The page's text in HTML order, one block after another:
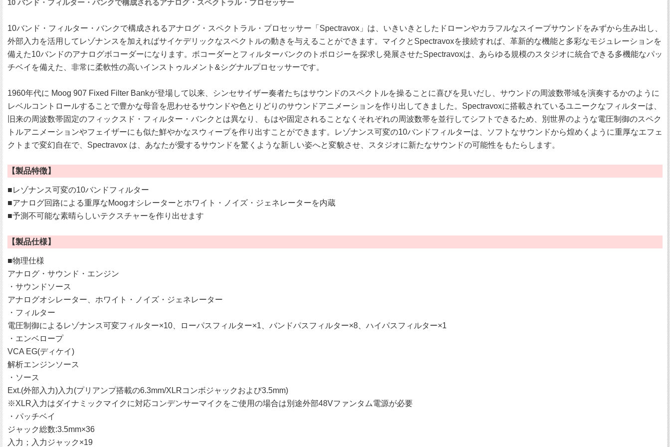
10 バンド・フィルター・バンクで構成されるアナログ・スペクトラル・プロセッサー
10バンド・フィルター・バンクで構成されるアナログ・スペクトラル・プロセッサー「Spectravox」は、いきいきとしたドローンやカラフルなスイープサウンドをみずから生み出し、
外部入力を活用してレゾナンスを加えればサイケデリックなスペクトルの動きを与えることができます。マイクとSpectravoxを接続すれば、革新的な機能と多彩なモジュレーションを
備えた10バンドのアナログボコーダーになります。ボコーダーとフィルターバンクのトポロジーを探求し発展させたSpectravoxは、あらゆる規模のスタジオに統合できる多機能なパッ
チベイを備えた、非常に柔軟性の高いインストゥルメント&シグナルプロセッサーです。
1960年代に Moog 907 Fixed Filter Bankが登場して以来、シンセサイザー奏者たちはサウンドのスペクトルを操ることに喜びを見いだし、サウンドの周波数帯域を演奏するかのように
レベルコントロールすることで豊かな母音を思わせるサウンドや色とりどりのサウンドアニメーションを作り出してきました。Spectravoxに搭載されているユニークなフィルターは、
旧来の周波数帯固定のフィックスド・フィルター・バンクとは異なり、もはや固定されることなくそれぞれの周波数帯を並行してシフトできるため、別世界のような電圧制御のスペク
トルアニメーションやフェイザーにも似た鮮やかなスウィープを作り出すことができます。レゾナンス可変の10バンドフィルターは、ソフトなサウンドから煌めくように重厚なエフェ
クトまで変幻自在で、Spectravox は、あなたが愛するサウンドを驚くような新しい姿へと変貌させ、スタジオに新たなサウンドの可能性をもたらします。
【製品特徴】
■レゾナンス可変の10バンドフィルター
■アナログ回路による重厚なMoogオシレーターとホワイト・ノイズ・ジェネレーターを内蔵
■予測不可能な素晴らしいテクスチャーを作り出せます
【製品仕様】
■物理仕様
アナログ・サウンド・エンジン
・サウンドソース
アナログオシレーター、ホワイト・ノイズ・ジェネレーター
・フィルター
電圧制御によるレゾナンス可変フィルター×10、ローパスフィルター×1、バンドパスフィルター×8、ハイパスフィルター×1
・エンベロープ
VCA EG(ディケイ)
解析エンジンソース
・ソース
Ext.(外部入力)入力(プリアンプ搭載の6.3mm/XLRコンボジャックおよび3.5mm)
※XLR入力はダイナミックマイクに対応コンデンサーマイクをご使用の場合は別途外部48Vファンタム電源が必要
・パッチベイ
ジャック総数:3.5mm×36
入力；入力ジャック×19